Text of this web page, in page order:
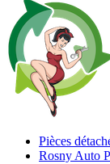
Pièces
Rosny Auto